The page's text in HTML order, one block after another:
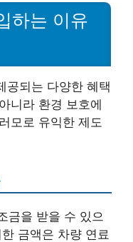
하는 이유
공되는 다양한 혜택
니라 환경 보호에
모로 유익한 제도
금을 받을 수 있으
금액은 차량 연료